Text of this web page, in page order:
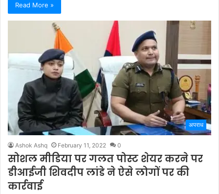
Read More »
अपराध
Ashok Ashq February 11, 2022 0
सोशल मीडिया पर गलत पोस्ट शेयर करने पर
डीआईजी शिवदीप लांडे ने ऐसे लोगों पर की
कार्रवाई